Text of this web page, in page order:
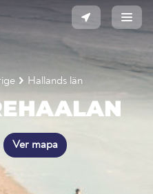
Hallands län
Ver mapa